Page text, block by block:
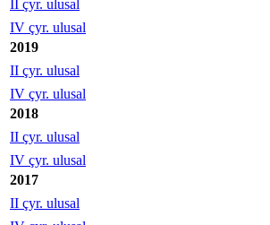
II çyr. ulusal
IV çyr. ulusal
2019
II çyr. ulusal
IV çyr. ulusal
2018
II çyr. ulusal
IV çyr. ulusal
2017
II çyr. ulusal